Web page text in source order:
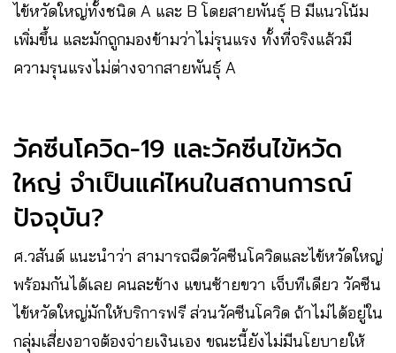
ไข้หวัดใหญ่ทั้งชนิด A และ B โดยสายพันธุ์ B มีแนวโน้ม
เพิ่มขึ้น และมักถูกมองข้ามว่าไม่รุนแรง ทั้งที่จริงแล้วมี
ความรุนแรงไม่ต่างจากสายพันธุ์ A
วัคซีนโควิด-19 และวัคซีนไข้หวัด
ใหญ่ จำเป็นแค่ไหนในสถานการณ์
ปัจจุบัน?
ศ.วสันต์ แนะนำว่า สามารถฉีดวัคซีนโควิดและไข้หวัดใหญ่
พร้อมกันได้เลย คนละข้าง แขนซ้ายขวา เจ็บทีเดียว วัคซีน
ไข้หวัดใหญ่มักให้บริการฟรี ส่วนวัคซีนโควิด ถ้าไม่ได้อยู่ใน
กลุ่มเสี่ยงอาจต้องจ่ายเงินเอง ขณะนี้ยังไม่มีนโยบายให้